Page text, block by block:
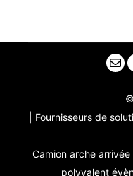
| Fournisseurs de
Camion arche
polyvalent